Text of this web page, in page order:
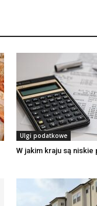
Ulgi podatkowe
W jakim kraju są niskie